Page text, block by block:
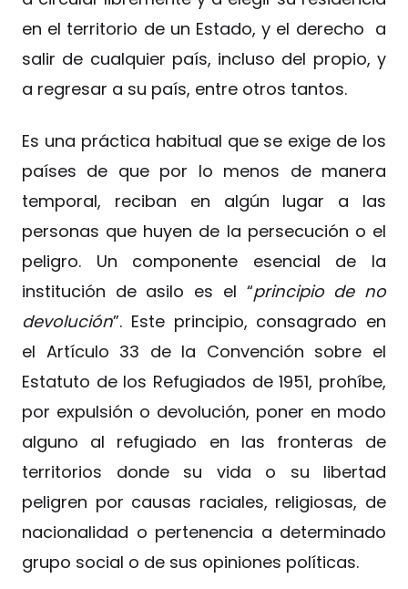
en el territorio de un Estado, y el derecho a
salir de cualquier país, incluso del propio, y
a regresar a su país, entre otros tantos.
Es una práctica habitual que se exige de los
países de que por lo menos de manera
temporal, reciban en algún lugar a las
personas que huyen de la persecución o el
peligro. Un componente esencial de la
institución de asilo es el “principio de no
devolución”. Este principio, consagrado en
el Artículo 33 de la Convención sobre el
Estatuto de los Refugiados de 1951, prohíbe,
por expulsión o devolución, poner en modo
alguno al refugiado en las fronteras de
territorios donde su vida o su libertad
peligren por causas raciales, religiosas, de
nacionalidad o pertenencia a determinado
grupo social o de sus opiniones políticas.